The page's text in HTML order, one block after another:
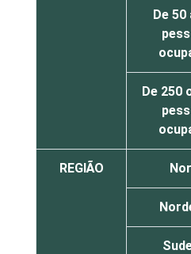
De 50
De 250
REGIÃO